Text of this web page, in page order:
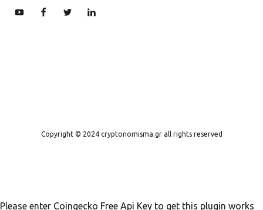
Copyright © 2024 cryptonomisma.gr all rights reserved
Please enter Coingecko Free Api Key to get this plugin works